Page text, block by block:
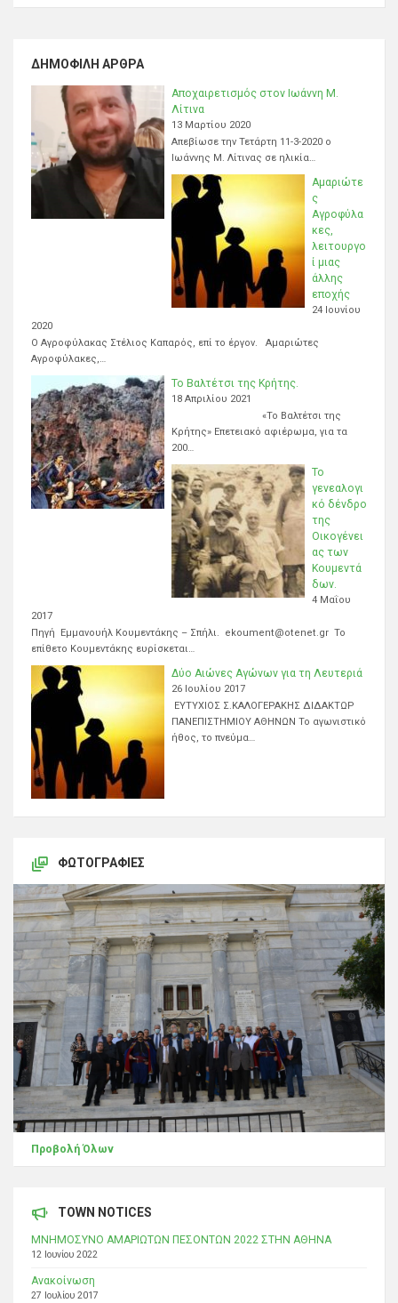
ΔΗΜΟΦΙΛΉ ΆΡΘΡΑ
Αποχαιρετισμός στον Ιωάννη Μ.
Λίτινα
13 Μαρτίου 2020
Απεβίωσε την Τετάρτη 11-3-2020 ο
Ιωάννης Μ. Λίτινας σε ηλικία…
Αμαριώτε
ς
Αγροφύλα
κες,
λειτουργο
ί μιας
άλλης
εποχής
24 Ιουνίου
2020
Ο Αγροφύλακας Στέλιος Καπαρός, επί το έργον. Αμαριώτες
Αγροφύλακες,…
Το Βαλτέτσι της Κρήτης.
18 Απριλίου 2021
«Το Βαλτέτσι της
Κρήτης» Επετειακό αφιέρωμα, για τα
200…
Το
γενεαλογι
κό δένδρο
της
Οικογένει
ας των
Κουμεντά
δων.
4 Μαΐου
2017
Πηγή Εμμανουήλ Κουμεντάκης – Σπήλι. ekoument@otenet.gr Το
επίθετο Κουμεντάκης ευρίσκεται…
Δύο Αιώνες Αγώνων για τη Λευτεριά
26 Ιουλίου 2017
ΕΥΤΥΧΙΟΣ Σ.ΚΑΛΟΓΕΡΑΚΗΣ ΔΙΔΑΚΤΩΡ
ΠΑΝΕΠΙΣΤΗΜΙΟΥ ΑΘΗΝΩΝ Το αγωνιστικό
ήθος, το πνεύμα…
ΦΩΤΟΓΡΑΦΊΕΣ
Προβολή Όλων
TOWN NOTICES
ΜΝΗΜΟΣΥΝΟ ΑΜΑΡΙΩΤΩΝ ΠΕΣΟΝΤΩΝ 2022 ΣΤΗΝ ΑΘΗΝΑ
12 Ιουνίου 2022
Ανακοίνωση
27 Ιουλίου 2017